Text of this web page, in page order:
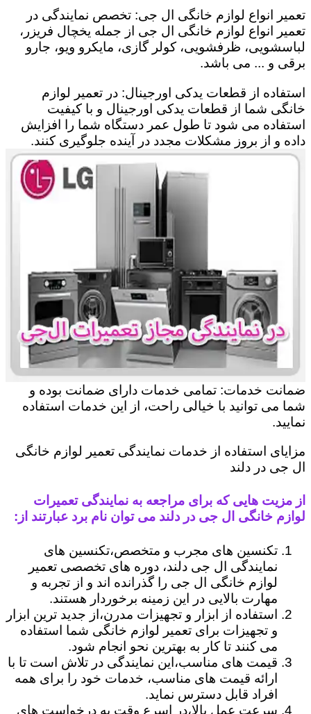
تعمیر انواع لوازم خانگی ال جی: تخصص نمایندگی در
تعمیر انواع لوازم خانگی ال جی از جمله یخچال فریزر،
لباسشویی، ظرفشویی، کولر گازی، مایکرو ویو، جارو
برقی و ... می باشد.
استفاده از قطعات یدکی اورجینال: در تعمیر لوازم
خانگی شما از قطعات یدکی اورجینال و با کیفیت
استفاده می شود تا طول عمر دستگاه شما را افزایش
داده و از بروز مشکلات مجدد در آینده جلوگیری کنند.
ضمانت خدمات: تمامی خدمات دارای ضمانت بوده و
شما می توانید با خیالی راحت، از این خدمات استفاده
نمایید.
مزایای استفاده از خدمات نمایندگی تعمیر لوازم خانگی
ال جی در دلند
از مزیت هایی که برای مراجعه به نمایندگی تعمیرات
لوازم خانگی ال جی در دلند می توان نام برد عبارتند از:
تکنسین های مجرب و متخصص،تکنسین های
نمایندگی ال جی دلند، دوره های تخصصی تعمیر
لوازم خانگی ال جی را گذرانده اند و از تجربه و
مهارت بالایی در این زمینه برخوردار هستند.
استفاده از ابزار و تجهیزات مدرن،از جدید ترین ابزار
و تجهیزات برای تعمیر لوازم خانگی شما استفاده
می کنند تا کار به بهترین نحو انجام شود.
قیمت های مناسب،این نمایندگی در تلاش است تا با
ارائه قیمت های مناسب، خدمات خود را برای همه
افراد قابل دسترس نماید.
سرعت عمل بالا،در اسرع وقت به درخواست های